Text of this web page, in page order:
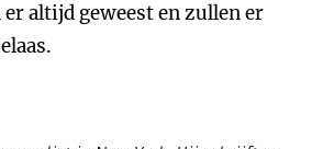
altijd geweest en zullen er